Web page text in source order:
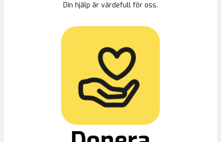
Din hjälp är värdefull för oss.